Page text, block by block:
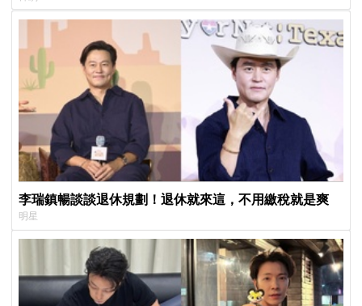
李瑞鎮暢談談退休規劃！退休就來這，不用繳稅就是爽
明星